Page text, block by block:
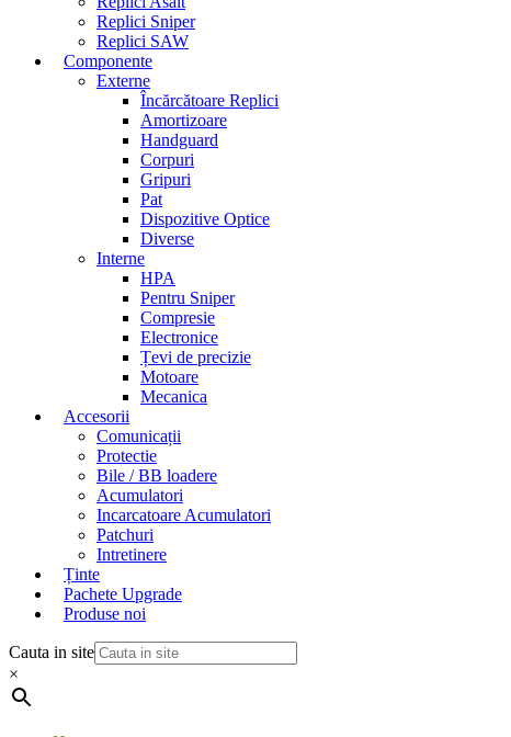
Replici Sniper
Replici SAW
Componente
Externe
Încărcătoare Replici
Amortizoare
Handguard
Corpuri
Gripuri
Pat
Dispozitive Optice
Diverse
Interne
HPA
Pentru Sniper
Compresie
Electronice
Țevi de precizie
Motoare
Mecanica
Accesorii
Comunicații
Protectie
Bile / BB loadere
Acumulatori
Incarcatoare Acumulatori
Patchuri
Intretinere
Ținte
Pachete Upgrade
Produse noi
Cauta in site
×